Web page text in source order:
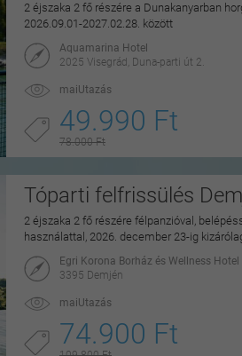
2 éjszaka 2 fő részére a Dunakanyarban
2026.09.01-2027.02.28. között
Aquamarina Hotel
2025 Visegrád, Duna-parti út 2.
maiUtazás
49.990 Ft
78.000 Ft
Tóparti felfrissülés
2 éjszaka 2 fő részére félpanzióval,
használattal, 2026. december 23-ig
Egri Korona Borház és Wellness Hotel
3395 Demjén
maiUtazás
74.900 Ft